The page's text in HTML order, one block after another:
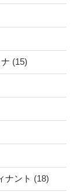
(15)
ナント (18)